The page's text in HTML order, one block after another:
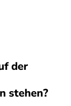
der
stehen?